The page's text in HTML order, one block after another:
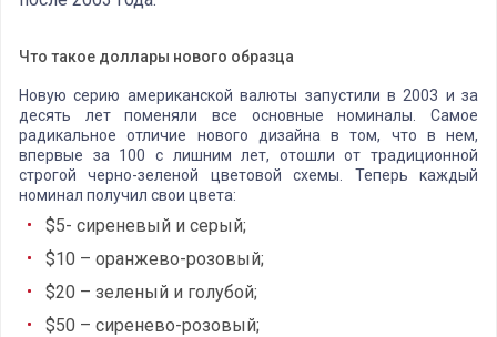
Что такое доллары нового образца
Новую серию американской валюты запустили в 2003 и за
десять лет поменяли все основные номиналы. Самое
радикальное отличие нового дизайна в том, что в нем,
впервые за 100 с лишним лет, отошли от традиционной
строгой черно-зеленой цветовой схемы. Теперь каждый
номинал получил свои цвета:
$5- сиреневый и серый;
$10 – оранжево-розовый;
$20 – зеленый и голубой;
$50 – сиренево-розовый;